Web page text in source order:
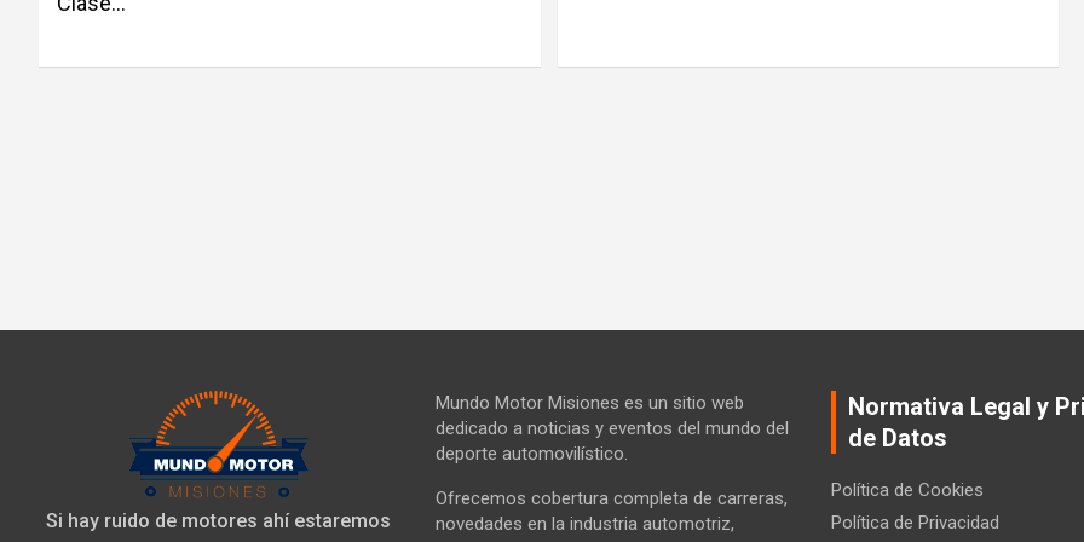
Si hay ruido de motores ahí estaremos
Mundo Motor Misiones es un sitio web
dedicado a noticias y eventos del mundo del
deporte automovilístico.
Ofrecemos cobertura completa de carreras,
novedades en la industria automotriz,
Normativa Legal y
de Datos
Política de Cookies
Política de Privacidad